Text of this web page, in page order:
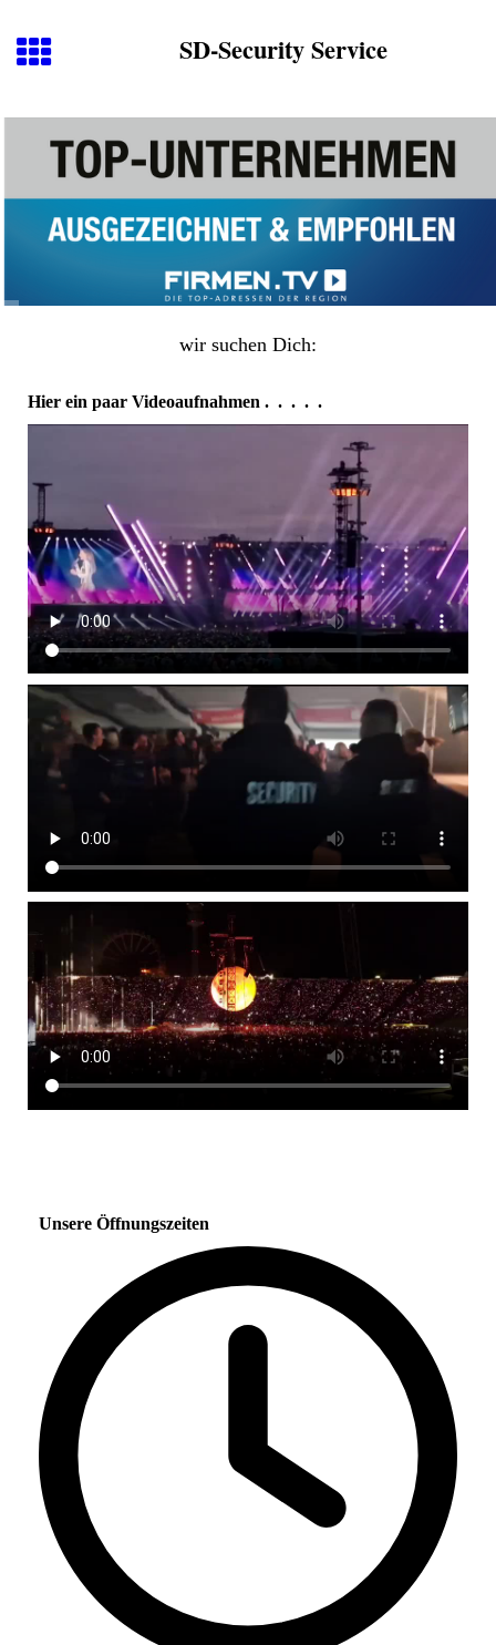
SD-Security Service
wir suchen Dich:
Hier ein paar Videoaufnahmen . . . . .
Unsere Öffnungszeiten